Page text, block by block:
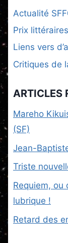
Actualité
Prix littéraires
Liens vers
Critiques de
ARTICLES
Mareho
(SF)
Jean-
Triste
Requiem, ou
lubrique !
Retard des